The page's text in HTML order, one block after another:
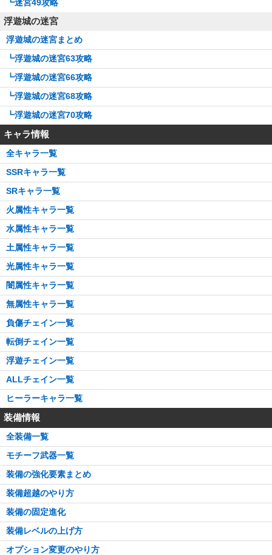
┗迷宮49攻略
浮遊城の迷宮
浮遊城の迷宮まとめ
┗浮遊城の迷宮63攻略
┗浮遊城の迷宮66攻略
┗浮遊城の迷宮68攻略
┗浮遊城の迷宮70攻略
キャラ情報
全キャラ一覧
SSRキャラ一覧
SRキャラ一覧
火属性キャラ一覧
水属性キャラ一覧
土属性キャラ一覧
光属性キャラ一覧
闇属性キャラ一覧
無属性キャラ一覧
負傷チェイン一覧
転倒チェイン一覧
浮遊チェイン一覧
ALLチェイン一覧
ヒーラーキャラ一覧
装備情報
全装備一覧
モチーフ武器一覧
装備の強化要素まとめ
装備超越のやり方
装備の固定進化
装備レベルの上げ方
オプション変更のやり方